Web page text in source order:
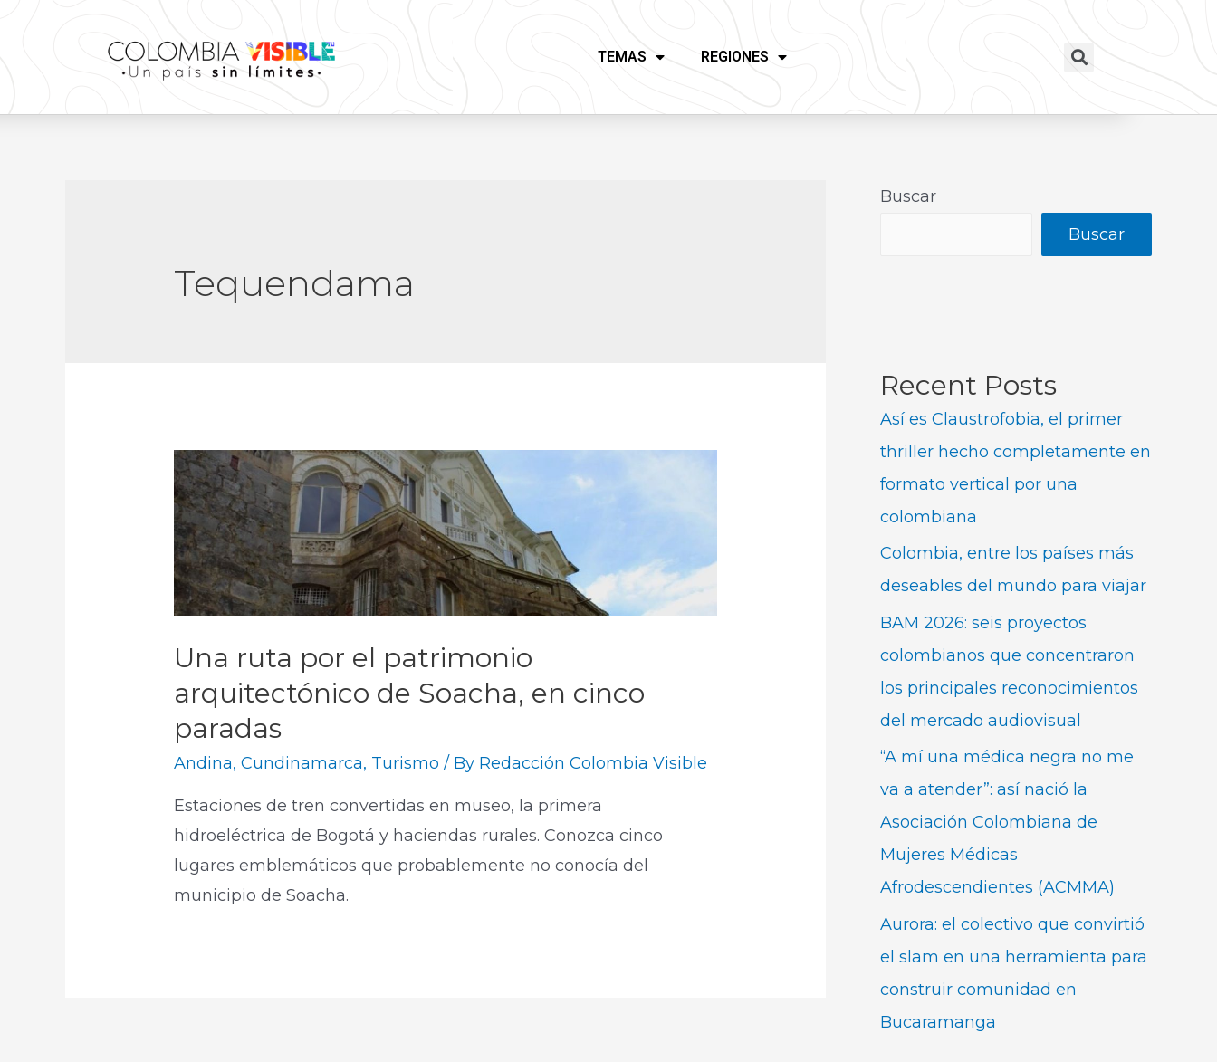
TEMAS REGIONES
Tequendama
Una ruta por el patrimonio
arquitectónico de Soacha, en cinco
paradas
Andina,Cundinamarca, Turismo / By Redacción Colombia Visible
Estaciones de tren convertidas en museo, la primera
hidroeléctrica de Bogotá y haciendas rurales. Conozca cinco
lugares emblemáticos que probablemente no conocía del
municipio de Soacha.
Buscar
Buscar
Recent Posts
Así es Claustrofobia, el primer
thriller hecho completamente en
formato vertical por una
colombiana
Colombia, entre los países más
deseables del mundo para viajar
BAM 2026: seis proyectos
colombianos que concentraron
los principales reconocimientos
del mercado audiovisual
“A mí una médica negra no me
va a atender”: así nació la
Asociación Colombiana de
Mujeres Médicas
Afrodescendientes (ACMMA)
Aurora: el colectivo que convirtió
el slam en una herramienta para
construir comunidad en
Bucaramanga